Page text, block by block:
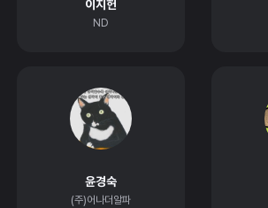
이지헌
ND
윤경숙
(주)어나더알파